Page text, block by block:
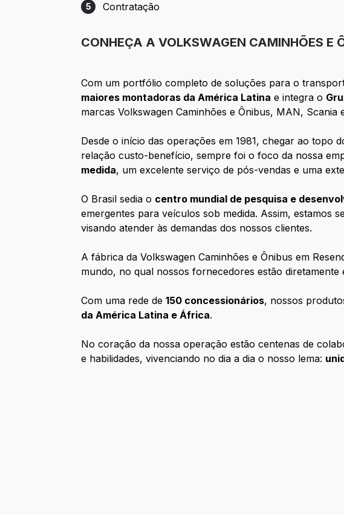
Etapa 5: Contratação
5 Contratação
CONHEÇA A VOLKSWAGEN CAMINHÕES E
Com um portfólio completo de soluções para o
maiores montadoras da América Latina e integra o
marcas Volkswagen Caminhões e Ônibus, MAN, Scania
Desde o início das operações em 1981, chegar ao topo
relação custo-benefício, sempre foi o foco da nossa
medida, um excelente serviço de pós-vendas e uma
O Brasil sedia o centro mundial de pesquisa e
emergentes para veículos sob medida. Assim, estamos
visando atender às demandas dos nossos clientes.
A fábrica da Volkswagen Caminhões e Ônibus em
mundo, no qual nossos fornecedores estão
Com uma rede de150 concessionários, nossos
da América Latina e África.
No coração da nossa operação estão centenas de
e habilidades, vivenciando no dia a dia o nosso lema: